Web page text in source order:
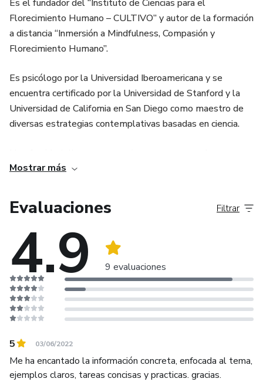
Es el fundador del “Instituto de Ciencias para el
Florecimiento Humano – CULTIVO” y autor de la formación
a distancia “Inmersión a Mindfulness, Compasión y
Florecimiento Humano”.
Es psicólogo por la Universidad Iberoamericana y se
encuentra certificado por la Universidad de Stanford y la
Universidad de California en San Diego como maestro de
diversas estrategias contemplativas basadas en ciencia.
Mindfulness y del Cultivo Científico de la Compasión en
para el Florecimiento Humano en países como Estados
Unidos, India, Argentina, Brasil, Uruguay, España y Portugal.
https://valentinmendez.com/
Mostrar más
Evaluaciones
4.9 9 evaluaciones
Filtrar
5 03/06/2022
Me ha encantado la información concreta, enfocada al tema,
ejemplos claros, tareas concisas y practicas. gracias.